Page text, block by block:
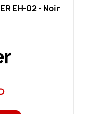
EH-02 - Noir